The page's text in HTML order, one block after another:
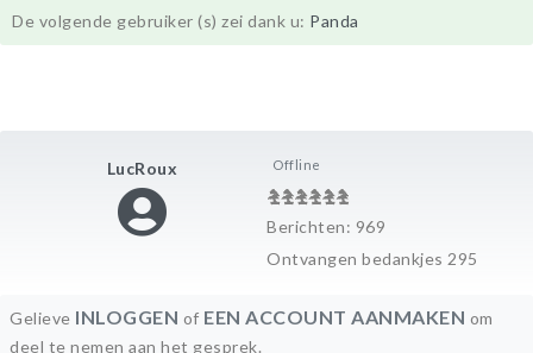
LucRoux Offline
Berichten: 969
Ontvangen bedankjes 295
De volgende gebruiker (s) zei dank u: Panda
Gelieve INLOGGEN of EEN ACCOUNT AANMAKEN om
deel te nemen aan het gesprek.